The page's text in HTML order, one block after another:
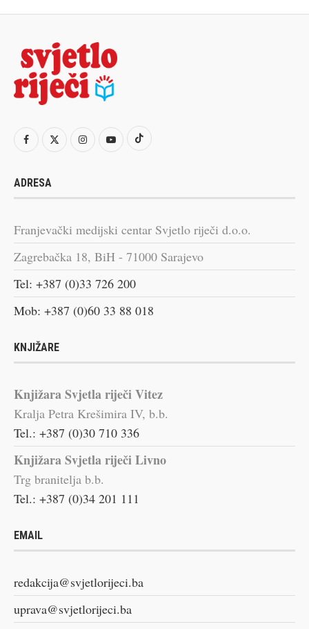
ADRESA
Franjevački medijski centar Svjetlo riječi d.o.o.
Zagrebačka 18, BiH - 71000 Sarajevo
Tel: +387 (0)33 726 200
Mob: +387 (0)60 33 88 018
KNJIŽARE
Knjižara Svjetla riječi Vitez
Kralja Petra Krešimira IV, b.b.
Tel.: +387 (0)30 710 336
Knjižara Svjetla riječi Livno
Trg branitelja b.b.
Tel.: +387 (0)34 201 111
EMAIL
redakcija@svjetlorijeci.ba
uprava@svjetlorijeci.ba